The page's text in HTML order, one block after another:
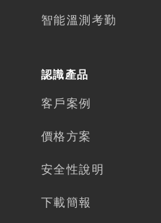
智能溫測考勤
認識產品
客戶案例
價格方案
安全性說明
下載簡報​